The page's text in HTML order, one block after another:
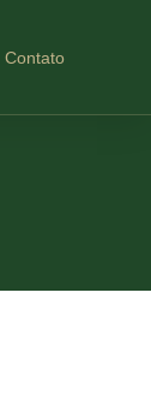
Contato